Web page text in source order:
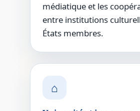
médiatique et les
entre institutions
États membres.
⌂